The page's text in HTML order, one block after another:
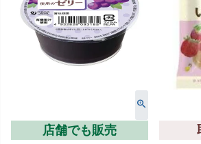
店舗でも販売